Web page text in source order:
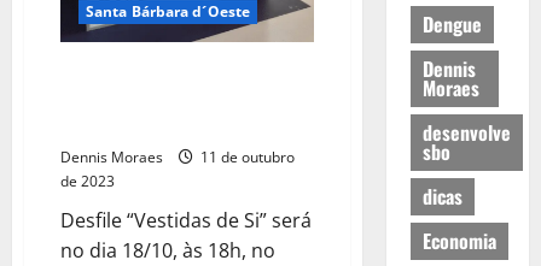
Santa Bárbara d´Oeste
Dennis Moraes
11 de outubro
de 2023
Desfile “Vestidas de Si” será
no dia 18/10, às 18h, no
Dengue
Dennis
Moraes
desenvolve
sbo
dicas
Economia